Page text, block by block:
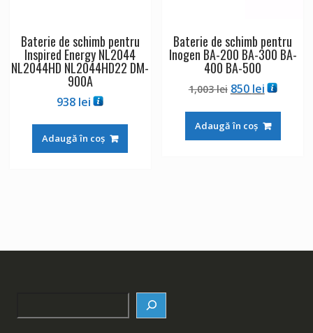
Baterie de schimb pentru
Inspired Energy NL2044
NL2044HD NL2044HD22 DM-
900A
938 lei
Adaugă în coș
Baterie de schimb pentru
Inogen BA-200 BA-300 BA-
400 BA-500
1,003lei Prețul
a
fost:
850 leiPrețul
este:
850 lei.
Adaugă în coș